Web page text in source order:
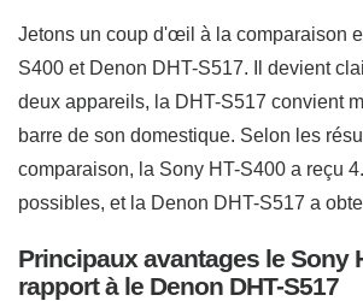
Jetons un coup d'œil à la comparaison
S400 et Denon DHT-S517. Il devient
deux appareils, la DHT-S517 convient
barre de son domestique. Selon les
comparaison, la Sony HT-S400 a reçu
possibles, et la Denon DHT-S517 a
Principaux avantages le Sony
rapport à le Denon DHT-S517